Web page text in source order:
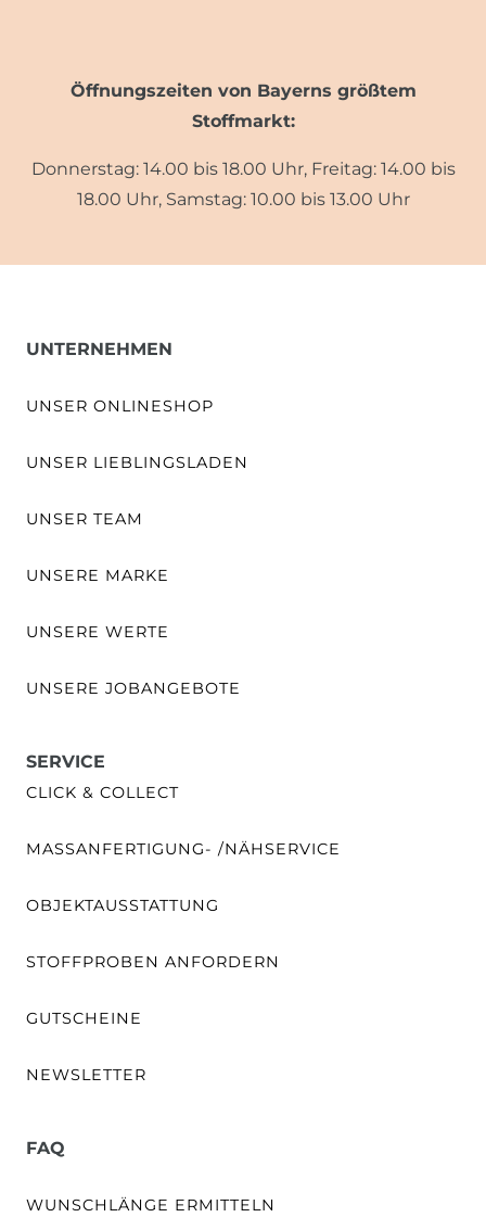
Öffnungszeiten von Bayerns größtem
Stoffmarkt:
Donnerstag: 14.00 bis 18.00 Uhr, Freitag: 14.00 bis
18.00 Uhr, Samstag: 10.00 bis 13.00 Uhr
UNTERNEHMEN
UNSER ONLINESHOP
UNSER LIEBLINGSLADEN
UNSER TEAM
UNSERE MARKE
UNSERE WERTE
UNSERE JOBANGEBOTE
SERVICE
CLICK & COLLECT
MASSANFERTIGUNG- /NÄHSERVICE
OBJEKTAUSSTATTUNG
STOFFPROBEN ANFORDERN
GUTSCHEINE
NEWSLETTER
FAQ
WUNSCHLÄNGE ERMITTELN